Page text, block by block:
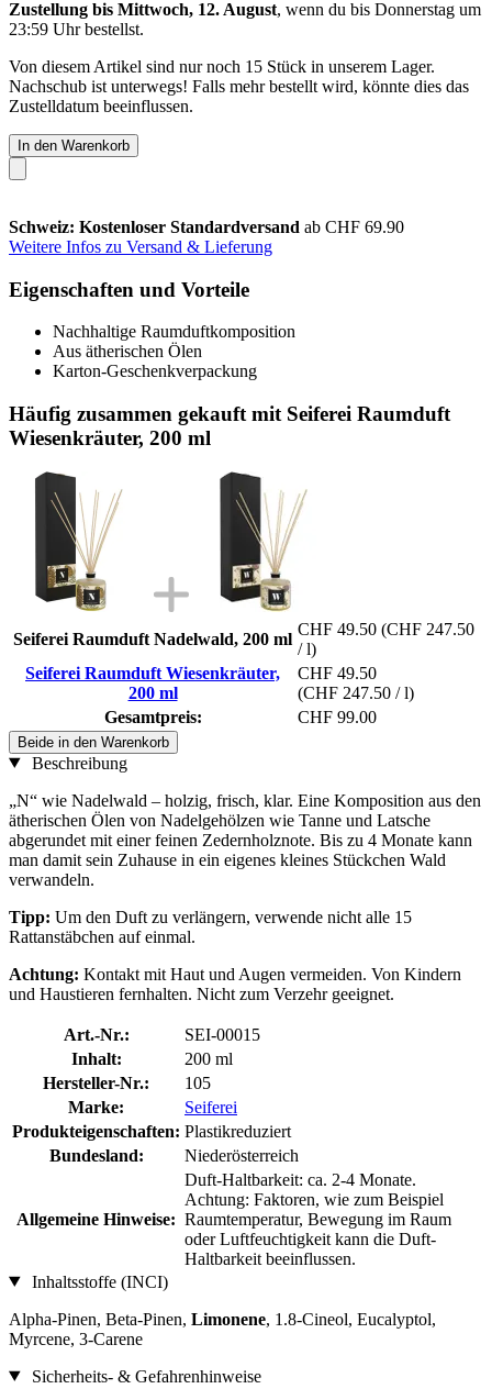
Zustellung bis Mittwoch, 12. August, wenn du bis Donnerstag um
23:59 Uhrbestellst.
Von diesem Artikel sind nur noch 15 Stück in unserem Lager.
Nachschub ist unterwegs! Falls mehr bestellt wird, könnte dies das
Zustelldatum beeinflussen.
In den Warenkorb
Schweiz: Kostenloser Standardversand ab CHF 69.90
Weitere Infos zu Versand & Lieferung
Eigenschaften und Vorteile
Nachhaltige Raumduftkomposition
Aus ätherischen Ölen
Karton-Geschenkverpackung
Häufig zusammen gekauft mit Seiferei Raumduft
Wiesenkräuter, 200 ml
Seiferei Raumduft Nadelwald, 200 ml
CHF 49.50 (CHF 247.50
/ l)
Seiferei Raumduft Wiesenkräuter,
200 ml
CHF 49.50
(CHF 247.50 / l)
Gesamtpreis:
CHF 99.00
Beide in den Warenkorb
Beschreibung
„N“ wie Nadelwald – holzig, frisch, klar. Eine Komposition aus den
ätherischen Ölen von Nadelgehölzen wie Tanne und Latsche
abgerundet mit einer feinen Zedernholznote. Bis zu 4 Monate kann
man damit sein Zuhause in ein eigenes kleines Stückchen Wald
verwandeln.
Tipp: Um den Duft zu verlängern, verwende nicht alle 15
Rattanstäbchen auf einmal.
Achtung: Kontakt mit Haut und Augen vermeiden. Von Kindern
und Haustieren fernhalten. Nicht zum Verzehr geeignet.
Art.-Nr.:
SEI-00015
Inhalt:
200 ml
Hersteller-Nr.:
105
Marke:
Seiferei
Produkteigenschaften: Plastikreduziert
Bundesland:
Niederösterreich
Allgemeine Hinweise:
Duft-Haltbarkeit: ca. 2-4 Monate.
Achtung: Faktoren, wie zum Beispiel
Raumtemperatur, Bewegung im Raum
oder Luftfeuchtigkeit kann die Duft-
Haltbarkeit beeinflussen.
Inhaltsstoffe (INCI)
Alpha-Pinen, Beta-Pinen, Limonene, 1.8-Cineol, Eucalyptol,
Myrcene, 3-Carene
Sicherheits- & Gefahrenhinweise